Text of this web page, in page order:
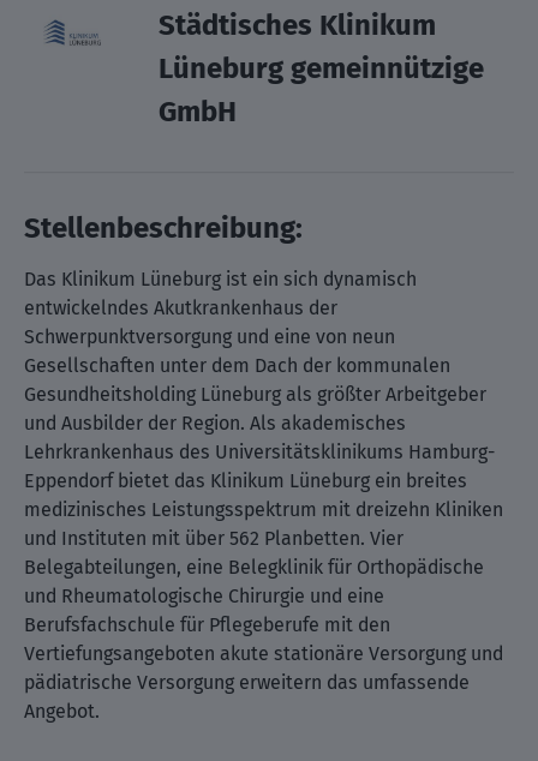
Städtisches Klinikum
Lüneburg gemeinnützige
GmbH
Stellenbeschreibung:
Das Klinikum Lüneburg ist ein sich dynamisch
entwickelndes Akutkrankenhaus der
Schwerpunktversorgung und eine von neun
Gesellschaften unter dem Dach der kommunalen
Gesundheitsholding Lüneburg als größter Arbeitgeber
und Ausbilder der Region. Als akademisches
Lehrkrankenhaus des Universitätsklinikums Hamburg-
Eppendorf bietet das Klinikum Lüneburg ein breites
medizinisches Leistungsspektrum mit dreizehn Kliniken
und Instituten mit über 562 Planbetten. Vier
Belegabteilungen, eine Belegklinik für Orthopädische
und Rheumatologische Chirurgie und eine
Berufsfachschule für Pflegeberufe mit den
Vertiefungsangeboten akute stationäre Versorgung und
pädiatrische Versorgung erweitern das umfassende
Angebot.